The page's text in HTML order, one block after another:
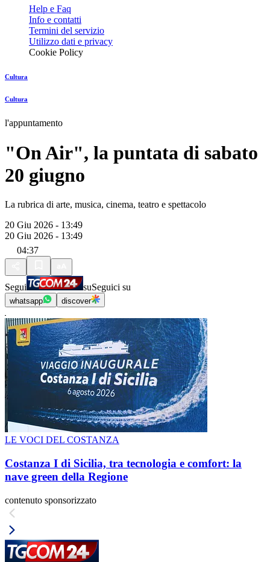
Help e Faq
Info e contatti
Termini del servizio
Utilizzo dati e privacy
Cookie Policy
Cultura
Cultura
l'appuntamento
"On Air", la puntata di sabato
20 giugno
La rubrica di arte, musica, cinema, teatro e spettacolo
20 Giu 2026 - 13:49
20 Giu 2026 - 13:49
04:37
Segui suSeguici su
whatsapp discover
LE VOCI DEL COSTANZA
Costanza I di Sicilia, tra tecnologia e comfort: la
nave green della Regione
contenuto sponsorizzato